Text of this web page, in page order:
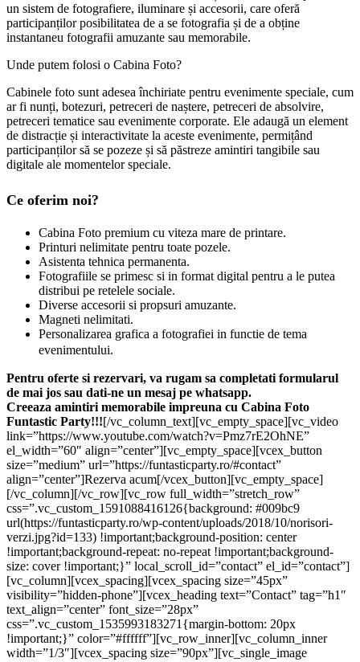
un sistem de fotografiere, iluminare și accesorii, care oferă
participanților posibilitatea de a se fotografia și de a obține
instantaneu fotografii amuzante sau memorabile.
Unde putem folosi o Cabina Foto?
Cabinele foto sunt adesea închiriate pentru evenimente speciale, cum
ar fi nunți, botezuri, petreceri de naștere, petreceri de absolvire,
petreceri tematice sau evenimente corporate. Ele adaugă un element
de distracție și interactivitate la aceste evenimente, permițând
participanților să se pozeze și să păstreze amintiri tangibile sau
digitale ale momentelor speciale.
Ce oferim noi?
Cabina Foto premium cu viteza mare de printare.
Printuri nelimitate pentru toate pozele.
Asistenta tehnica permanenta.
Fotografiile se primesc si in format digital pentru a le putea
distribui pe retelele sociale.
Diverse accesorii si propsuri amuzante.
Magneti nelimitati.
Personalizarea grafica a fotografiei in functie de tema
evenimentului.
Pentru oferte si rezervari, va rugam sa completati formularul
de mai jos sau dati-ne un mesaj pe whatsapp.
Creeaza amintiri memorabile impreuna cu Cabina Foto
Funtastic Party!!![/vc_column_text][vc_empty_space][vc_video
link=”https://www.youtube.com/watch?v=Pmz7rE2OhNE”
el_width=”60″ align=”center”][vc_empty_space][vcex_button
size=”medium” url=”https://funtasticparty.ro/#contact”
align=”center”]Rezerva acum[/vcex_button][vc_empty_space]
[/vc_column][/vc_row][vc_row full_width=”stretch_row”
css=”.vc_custom_1591088416126{background: #009bc9
url(https://funtasticparty.ro/wp-content/uploads/2018/10/norisori-
verzi.jpg?id=133) !important;background-position: center
!important;background-repeat: no-repeat !important;background-
size: cover !important;}” local_scroll_id=”contact” el_id=”contact”]
[vc_column][vcex_spacing][vcex_spacing size=”45px”
visibility=”hidden-phone”][vcex_heading text=”Contact” tag=”h1″
text_align=”center” font_size=”28px”
css=”.vc_custom_1535993183271{margin-bottom: 20px
!important;}” color=”#ffffff”][vc_row_inner][vc_column_inner
width=”1/3″][vcex_spacing size=”90px”][vc_single_image